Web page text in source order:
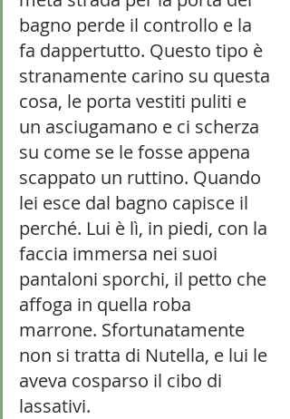
bagno perde il controllo e la
fa dappertutto. Questo tipo è
stranamente carino su questa
cosa, le porta vestiti puliti e
un asciugamano e ci scherza
su come se le fosse appena
scappato un ruttino. Quando
lei esce dal bagno capisce il
perché. Lui è lì, in piedi, con la
faccia immersa nei suoi
pantaloni sporchi, il petto che
affoga in quella roba
marrone. Sfortunatamente
non si tratta di Nutella, e lui le
aveva cosparso il cibo di
lassativi.